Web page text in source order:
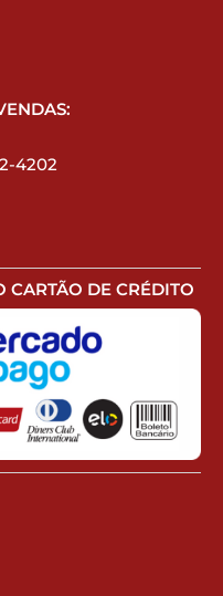
4202
CARTÃO DE CRÉDITO